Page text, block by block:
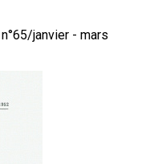
janvier - mars